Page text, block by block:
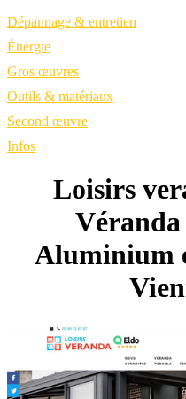
Dépannage & entretien
Énergie
Gros œuvres
Outils & matériaux
Second œuvre
Infos
Loisirs
Aluminium